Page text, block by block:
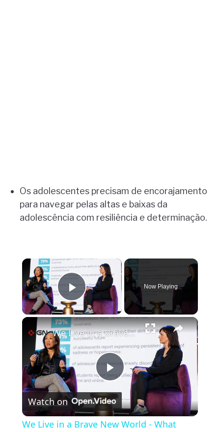
Os adolescentes precisam de encorajamento
para navegar pelas altas e baixas da
adolescência com resiliência e determinação.
×
Play Video
Now Playing
×
Play
Video
We Live in a Brave New World - What Teens Want (Astrid Entertainment & Roblox) | DICE 2025 Summit
Watch on
We Live in a Brave New World - What